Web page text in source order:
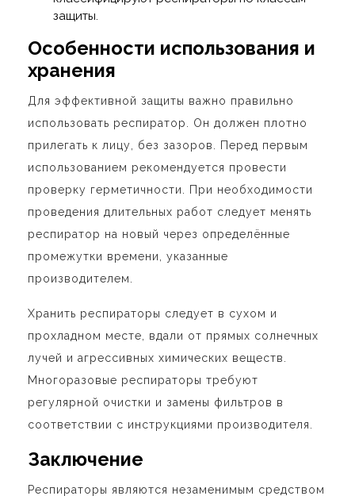
защиты.
Особенности использования и
хранения
Для эффективной защиты важно правильно
использовать респиратор. Он должен плотно
прилегать к лицу, без зазоров. Перед первым
использованием рекомендуется провести
проверку герметичности. При необходимости
проведения длительных работ следует менять
респиратор на новый через определённые
промежутки времени, указанные
производителем.
Хранить респираторы следует в сухом и
прохладном месте, вдали от прямых солнечных
лучей и агрессивных химических веществ.
Многоразовые респираторы требуют
регулярной очистки и замены фильтров в
соответствии с инструкциями производителя.
Заключение
Респираторы являются незаменимым средством